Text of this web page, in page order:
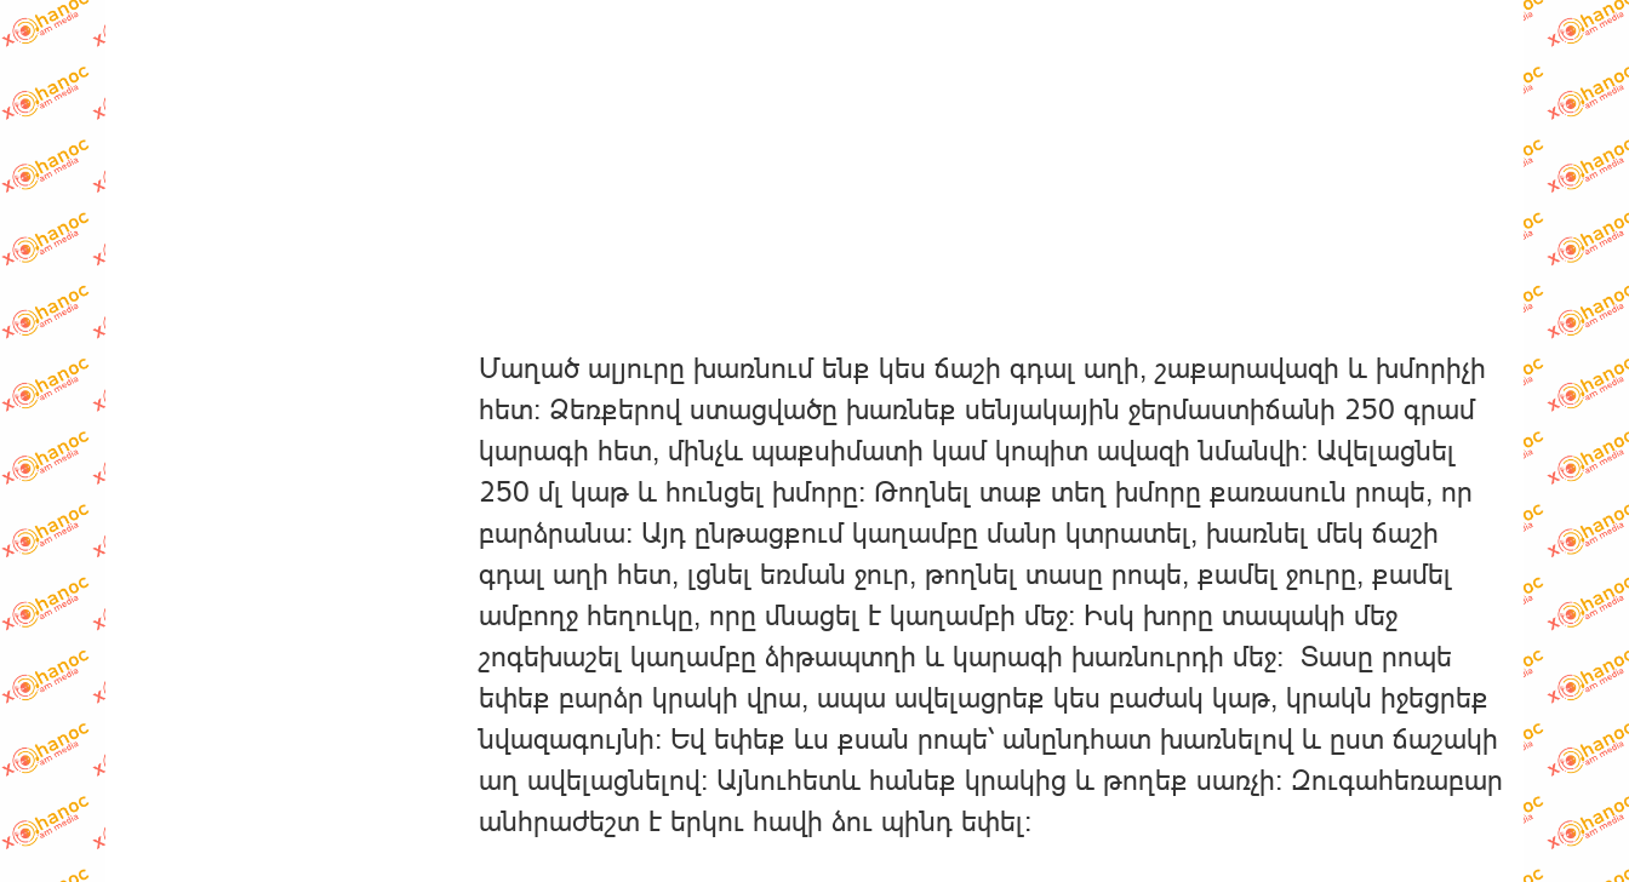
Մաղած ալյուրը խառնում ենք կես ճաշի գդալ աղի, շաքարավազի և խմորիչի
հետ։ Ձեռքերով ստացվածը խառնեք սենյակային ջերմաստիճանի 250 գրամ
կարագի հետ, մինչև պաքսիմատի կամ կոպիտ ավազի նմանվի։ Ավելացնել
250 մլ կաթ և հունցել խմորը։ Թողնել տաք տեղ խմորը քառասուն րոպե, որ
բարձրանա։ Այդ ընթացքում կաղամբը մանր կտրատել, խառնել մեկ ճաշի
գդալ աղի հետ, լցնել եռման ջուր, թողնել տասը րոպե, քամել ջուրը, քամել
ամբողջ հեղուկը, որը մնացել է կաղամբի մեջ։ Իսկ խորը տապակի մեջ
շոգեխաշել կաղամբը ձիթապտղի և կարագի խառնուրդի մեջ։ Տասը րոպե
եփեք բարձր կրակի վրա, ապա ավելացրեք կես բաժակ կաթ, կրակն իջեցրեք
նվազագույնի։ Եվ եփեք ևս քսան րոպե՝ անընդհատ խառնելով և ըստ ճաշակի
աղ ավելացնելով։ Այնուհետև հանեք կրակից և թողեք սառչի։ Զուգահեռաբար
անհրաժեշտ է երկու հավի ձու պինդ եփել։